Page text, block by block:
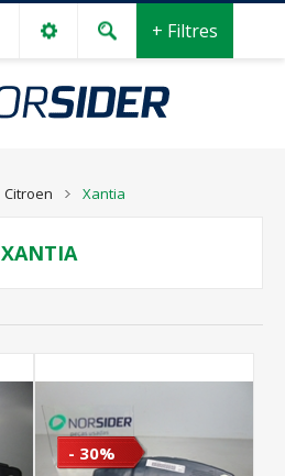
+ Filtres
Citroen Xantia
XANTIA
- 30%